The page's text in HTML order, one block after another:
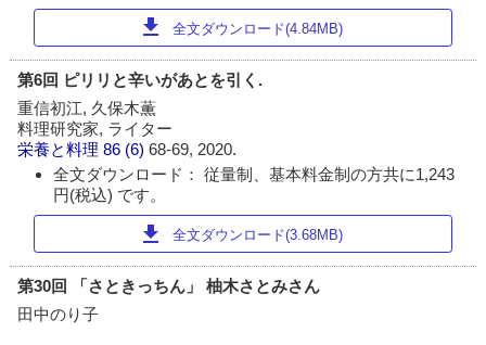
download 全文ダウンロード(4.84MB)
第6回 ピリリと辛いがあとを引く.
重信初江, 久保木薫
料理研究家, ライター
栄養と料理 86 (6)68-69, 2020.
全文ダウンロード： 従量制、基本料金制の方共に1,243
円(税込) です。
download 全文ダウンロード(3.68MB)
第30回 「さときっちん」 柚木さとみさん
田中のり子